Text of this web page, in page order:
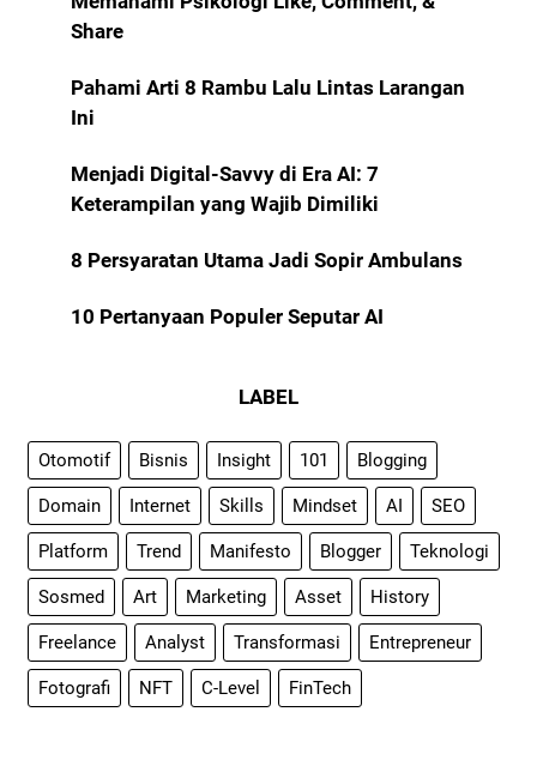
Share
Pahami Arti 8 Rambu Lalu Lintas Larangan
Ini
Menjadi Digital-Savvy di Era AI: 7
Keterampilan yang Wajib Dimiliki
8 Persyaratan Utama Jadi Sopir Ambulans
10 Pertanyaan Populer Seputar AI
LABEL
Otomotif Bisnis Insight 101 Blogging
Domain Internet Skills Mindset AI SEO
Platform Trend Manifesto Blogger Teknologi
Sosmed Art Marketing Asset History
Freelance Analyst Transformasi Entrepreneur
Fotografi NFT C-Level FinTech